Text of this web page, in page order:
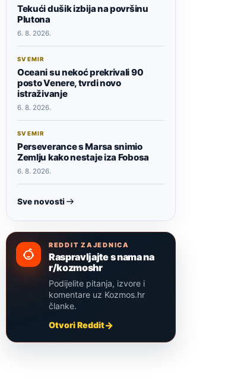
Tekući dušik izbija na površinu
Plutona
6. 8. 2026.
SVEMIR
Oceani su nekoć prekrivali 90
posto Venere, tvrdi novo
istraživanje
6. 8. 2026.
SVEMIR
Perseverance s Marsa snimio
Zemlju kako nestaje iza Fobosa
6. 8. 2026.
Sve novosti
REDDIT ZAJEDNICA
Raspravljajte s nama na
r/kozmoshr
Podijelite pitanja, izvore i
komentare uz Kozmos.hr
članke.
Otvori Reddit